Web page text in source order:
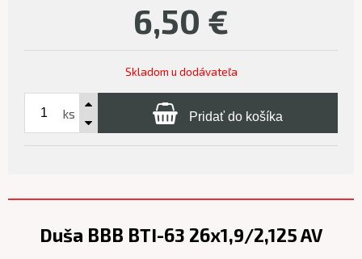
6,50 €
Skladom u dodávateľa
ks Pridať do košíka
Duša BBB BTI-63 26x1,9/2,125 AV